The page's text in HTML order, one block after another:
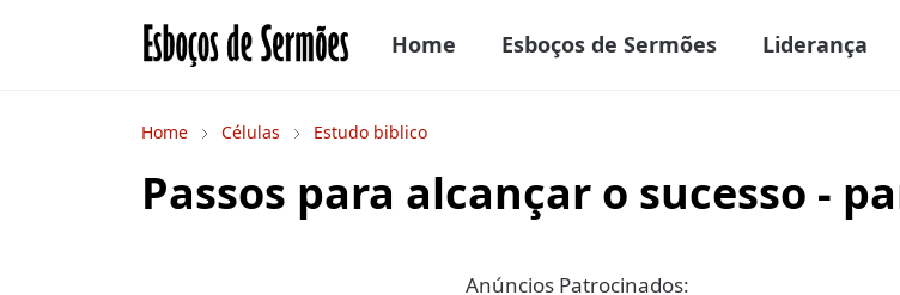
Home Esboços de Sermões Liderança
Home Células Estudo biblico
Passos para alcançar o sucesso -
Anúncios Patrocinados: